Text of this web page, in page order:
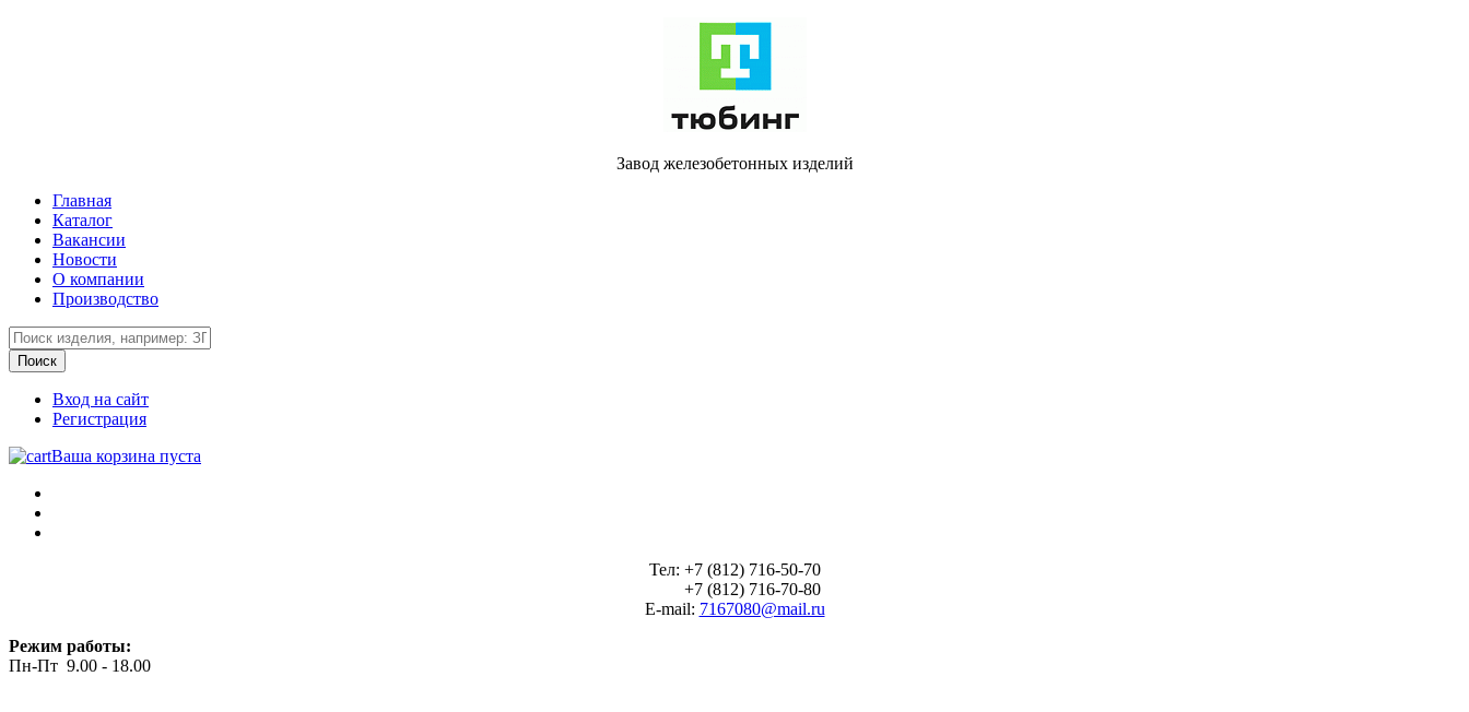
Завод железобетонных изделий
Главная
Каталог
Вакансии
Новости
О компании
Производство
Вход на сайт
Регистрация
Ваша корзина пуста
Тел: +7 (812) 716-50-70
+7 (812) 716-70-80
E-mail: 7167080@mail.ru
Режим работы:
Пн-Пт 9.00 - 18.00